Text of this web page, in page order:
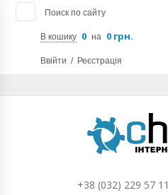
Поиск по сайту
В кошику 0 на 0 грн.
Ввійти / Реєстрація
+38 (032) 229 57 11